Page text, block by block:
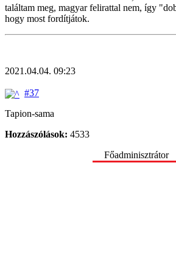
találtam meg, magyar felirattal nem, így
hogy most fordítjátok.
2021.04.04. 09:23
#37
Tapion-sama
Hozzászólások: 4533
Főadminisztrátor